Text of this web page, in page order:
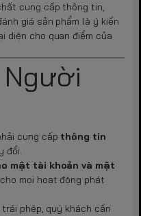
cung cấp thông tin,
giá sản phẩm là ý kiến
diện cho quan điểm của
Người
cung cấp thông tin
đổi.
mật tài khoản và mật
mọi hoạt động phát
phép, quý khách cần